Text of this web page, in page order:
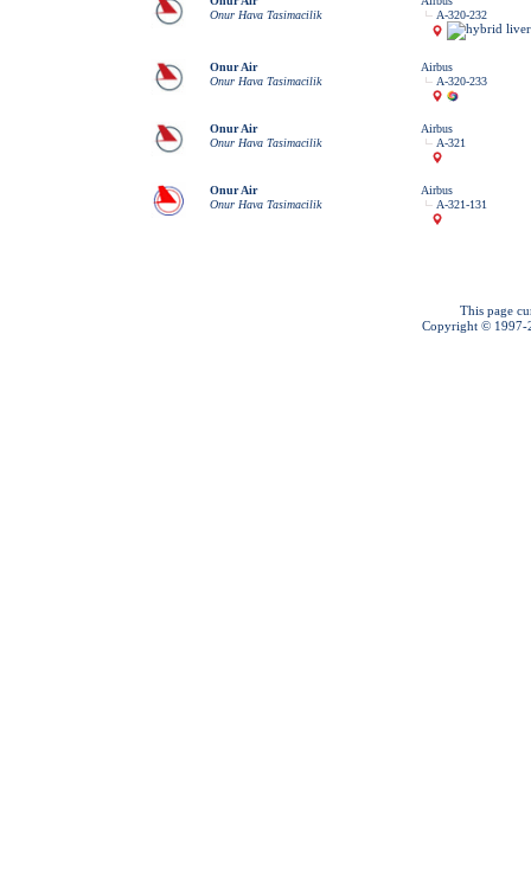
Onur Hava Tasimacilik
A-320-232
Onur Air
Onur Hava Tasimacilik
Airbus
A-320-233
Onur Air
Onur Hava Tasimacilik
Airbus
A-321
Onur Air
Onur Hava Tasimacilik
Airbus
A-321-131
This page
Copyright © 1997-